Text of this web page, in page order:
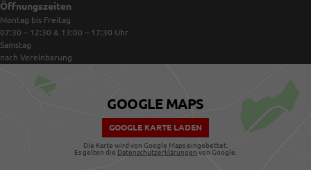
Öffnungszeiten
Montag bis Freitag
07:30 – 12:30 & 13:00 – 17:30 Uhr
Samstag
nach Vereinbarung
GOOGLE MAPS
GOOGLE KARTE LADEN
Die Karte wird von Google Maps eingebettet.
Es gelten die Datenschutzerklärungen von Google.